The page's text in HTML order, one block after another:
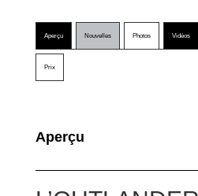
Aperçu Nouvelles Photos Vidéos
Prix
Aperçu